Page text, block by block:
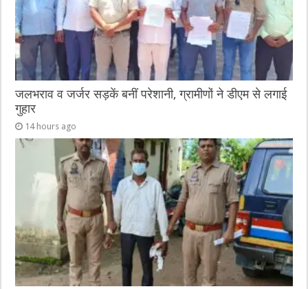
जलभराव व जर्जर सड़कें बनीं परेशानी, ग्रामीणों ने डीएम से लगाई
गुहार
14 hours ago